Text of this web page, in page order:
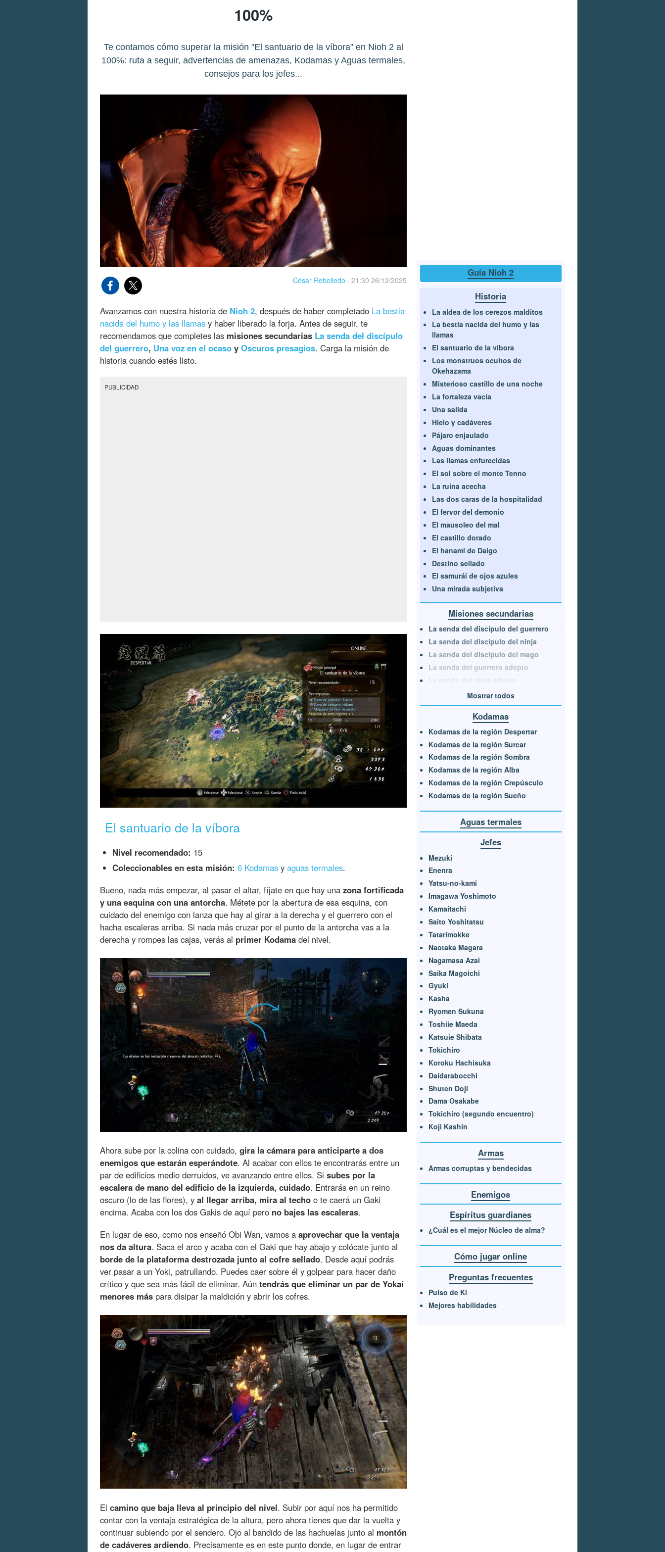
100%
Te contamos cómo superar la misión "El santuario de la víbora" en Nioh 2 al
100%: ruta a seguir, advertencias de amenazas, Kodamas y Aguas termales,
consejos para los jefes...
César Rebolledo · 21:30 26/12/2025
Avanzamos con nuestra historia de Nioh 2, después de haber completado La bestia
nacida del humo y las llamas y haber liberado la forja. Antes de seguir, te
recomendamos que completes las misiones secundarias La senda del discípulo
del guerrero, Una voz en el ocaso y Oscuros presagios. Carga la misión de
historia cuando estés listo.
PUBLICIDAD
El santuario de la víbora
Nivel recomendado: 15
Coleccionables en esta misión: 6 Kodamas y aguas termales.
Bueno, nada más empezar, al pasar el altar, fíjate en que hay una zona fortificada
y una esquina con una antorcha. Métete por la abertura de esa esquina, con
cuidado del enemigo con lanza que hay al girar a la derecha y el guerrero con el
hacha escaleras arriba. Si nada más cruzar por el punto de la antorcha vas a la
derecha y rompes las cajas, verás al primer Kodama del nivel.
Ahora sube por la colina con cuidado, gira la cámara para anticiparte a dos
enemigos que estarán esperándote. Al acabar con ellos te encontrarás entre un
par de edificios medio derruidos, ve avanzando entre ellos. Si subes por la
escalera de mano del edificio de la izquierda, cuidado. Entrarás en un reino
oscuro (lo de las flores), y al llegar arriba, mira al techo o te caerá un Gaki
encima. Acaba con los dos Gakis de aquí pero no bajes las escaleras.
En lugar de eso, como nos enseñó Obi Wan, vamos a aprovechar que la ventaja
nos da altura. Saca el arco y acaba con el Gaki que hay abajo y colócate junto al
borde de la plataforma destrozada junto al cofre sellado. Desde aquí podrás
ver pasar a un Yoki, patrullando. Puedes caer sobre él y golpear para hacer daño
crítico y que sea más fácil de eliminar. Aún tendrás que eliminar un par de Yokai
menores más para disipar la maldición y abrir los cofres.
El camino que baja lleva al principio del nivel. Subir por aquí nos ha permitido
contar con la ventaja estratégica de la altura, pero ahora tienes que dar la vuelta y
continuar subiendo por el sendero. Ojo al bandido de las hachuelas junto al montón
de cadáveres ardiendo. Precisamente es en este punto donde, en lugar de entrar
Guía Nioh 2
Historia
La aldea de los cerezos malditos
La bestia nacida del humo y las
llamas
El santuario de la víbora
Los monstruos ocultos de
Okehazama
Misterioso castillo de una noche
La fortaleza vacía
Una salida
Hielo y cadáveres
Pájaro enjaulado
Aguas dominantes
Las llamas enfurecidas
El sol sobre el monte Tenno
La ruina acecha
Las dos caras de la hospitalidad
El fervor del demonio
El mausoleo del mal
El castillo dorado
El hanami de Daigo
Destino sellado
El samurái de ojos azules
Una mirada subjetiva
Misiones secundarias
La senda del discípulo del guerrero
La senda del discípulo del ninja
La senda del discípulo del mago
La senda del guerrero adepto
La senda del ninja adepto
Mostrar todos
Kodamas
Kodamas de la región Despertar
Kodamas de la región Surcar
Kodamas de la región Sombra
Kodamas de la región Alba
Kodamas de la región Crepúsculo
Kodamas de la región Sueño
Aguas termales
Jefes
Mezuki
Enenra
Yatsu-no-kami
Imagawa Yoshimoto
Kamaitachi
Saito Yoshitatsu
Tatarimokke
Naotaka Magara
Nagamasa Azai
Saika Magoichi
Gyuki
Kasha
Ryomen Sukuna
Toshiie Maeda
Katsuie Shibata
Tokichiro
Koroku Hachisuka
Daidarabocchi
Shuten Doji
Dama Osakabe
Tokichiro (segundo encuentro)
Koji Kashin
Armas
Armas corruptas y bendecidas
Enemigos
Espíritus guardianes
¿Cuál es el mejor Núcleo de alma?
Cómo jugar online
Preguntas frecuentes
Pulso de Ki
Mejores habilidades